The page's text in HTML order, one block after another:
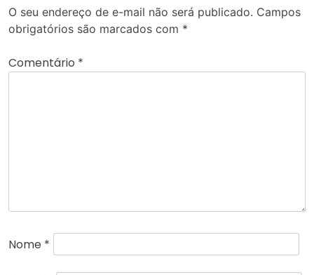
O seu endereço de e-mail não será publicado. Campos
obrigatórios são marcados com *
Comentário *
Nome *